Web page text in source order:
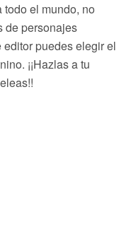
todo el mundo, no
de personajes
puedes elegir el
¡¡Hazlas a tu